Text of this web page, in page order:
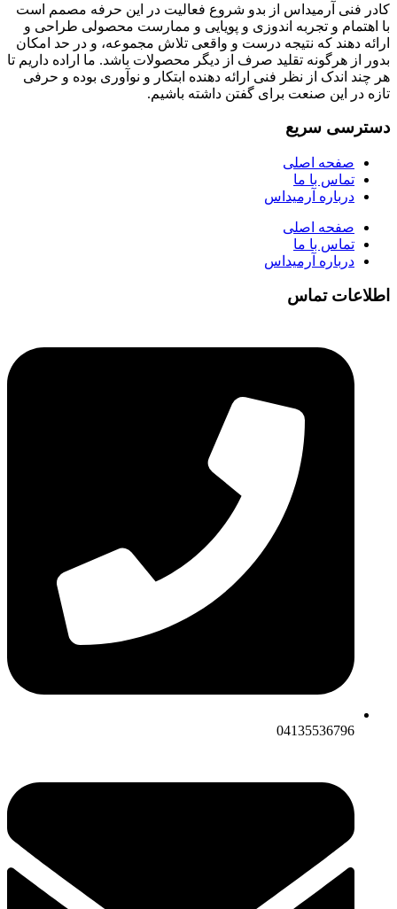
کادر فنی آرمیداس از بدو شروع فعالیت در این حرفه مصمم است
با اهتمام و تجربه اندوزی و پویایی و ممارست محصولی طراحی و
ارائه دهند که نتیجه درست و واقعی تلاش مجموعه، و در حد امکان
بدور از هرگونه تقلید صرف از دیگر محصولات باشد. ما اراده داریم تا
هر چند اندک از نظر فنی ارائه دهنده ابتکار و نوآوری بوده و حرفی
تازه در این صنعت برای گفتن داشته باشیم.
دسترسی سریع
صفحه اصلی
تماس با ما
درباره آرمیداس
صفحه اصلی
تماس با ما
درباره آرمیداس
اطلاعات تماس
04135536796